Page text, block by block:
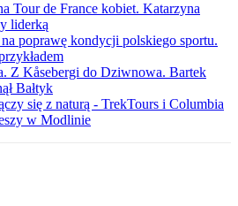
Tour de France kobiet. Katarzyna
liderką
poprawę kondycji polskiego sportu.
Z Kåsebergi do Dziwnowa. Bartek
Bałtyk
się z naturą - TrekTours i Columbia
w Modlinie